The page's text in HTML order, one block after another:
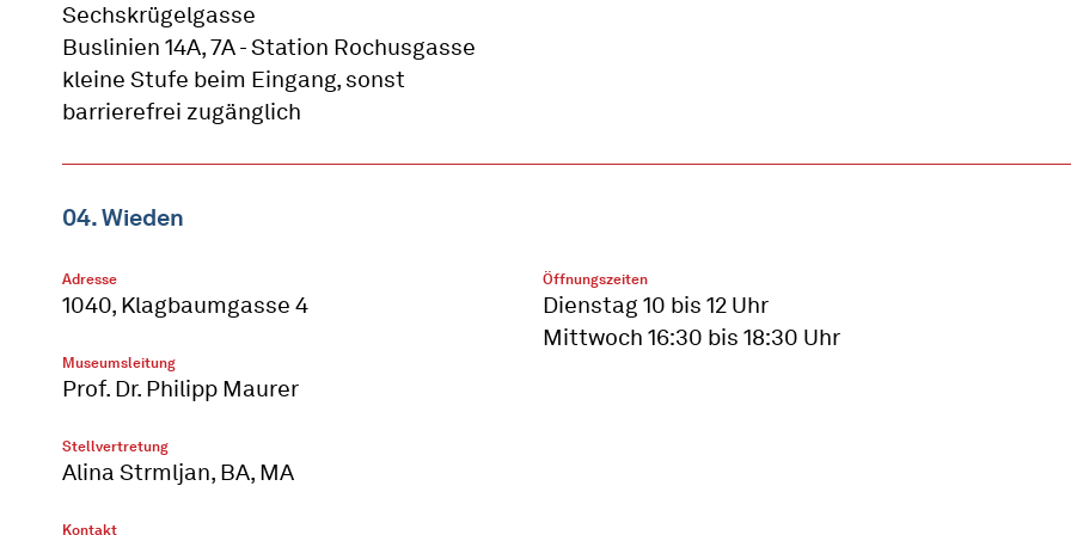
Sechskrügelgasse
Buslinien 14A, 7A - Station Rochusgasse
kleine Stufe beim Eingang, sonst
barrierefrei zugänglich
04. Wieden
Adresse
1040, Klagbaumgasse 4
Museumsleitung
Prof. Dr. Philipp Maurer
Stellvertretung
Alina Strmljan, BA, MA
Kontakt
Öffnungszeiten
Dienstag 10 bis 12 Uhr
Mittwoch 16:30 bis 18:30 Uhr